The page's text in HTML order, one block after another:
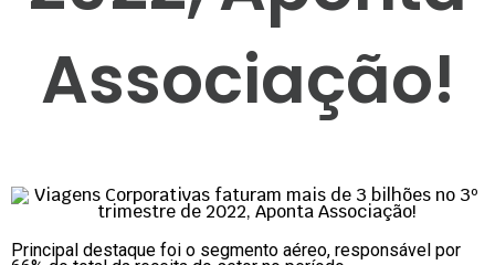
Associação!
Principal destaque foi o segmento aéreo, responsável por